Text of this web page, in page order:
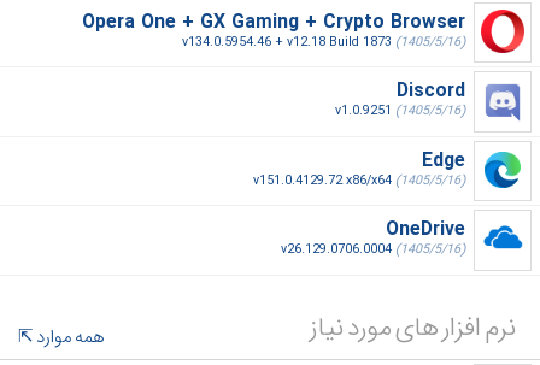
Opera One + GX Gaming + Crypto Browser
v134.0.5954.46 + v12.18 Build 1873 (1405/5/16)
Discord
v1.0.9251 (1405/5/16)
Edge
v151.0.4129.72 x86/x64 (1405/5/16)
OneDrive
v26.129.0706.0004 (1405/5/16)
نرم افزار های مورد نیاز
همه موارد